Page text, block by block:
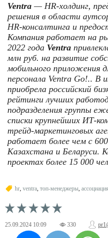
Ventra — HR-холдинг,
решения в области
HR-консалтинга и
Компания работает на
2022 года Ventra
млн руб. на развитие
мобильного приложения
персонала Ventra Go!.. В
приобрела российский
рейтинги лучших
подразделения группы
списки крупнейших ИТ-
трейд-маркетинговых
работает более чем с
Казахстана и Беларуси.
проектах более 15 000
hr, ventra, топ-менеджеры,
25.09.2024 10:09 330